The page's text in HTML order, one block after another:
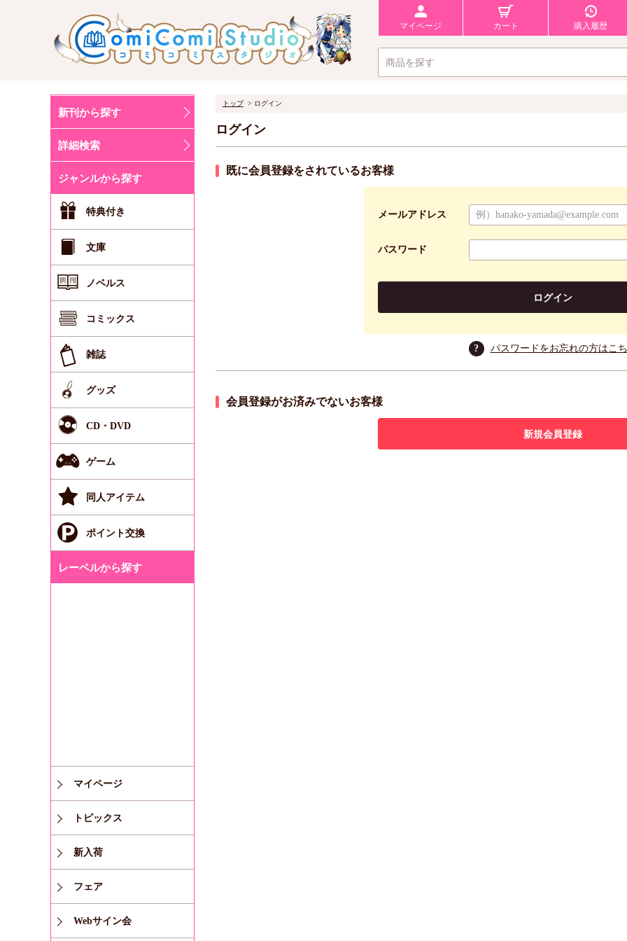
マイページ カート 購入履歴
新刊から探す
詳細検索
ジャンルから探す
特典付き
文庫
ノベルス
コミックス
雑誌
グッズ
CD・DVD
ゲーム
同人アイテム
ポイント交換
レーベルから探す
マイページ
トピックス
新入荷
フェア
Webサイン会
トップ ログイン
ログイン
既に会員登録をされているお客様
メールアドレス
パスワード
ログイン
? パスワードをお忘れの方はこ
会員登録がお済みでないお客様
新規会員登録